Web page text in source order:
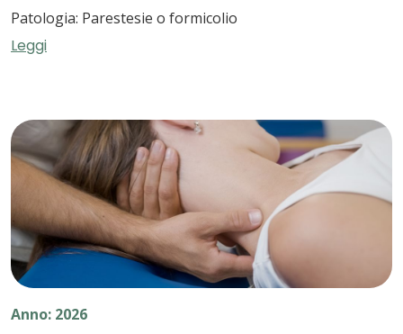
Patologia: Parestesie o formicolio
Leggi
Anno: 2026